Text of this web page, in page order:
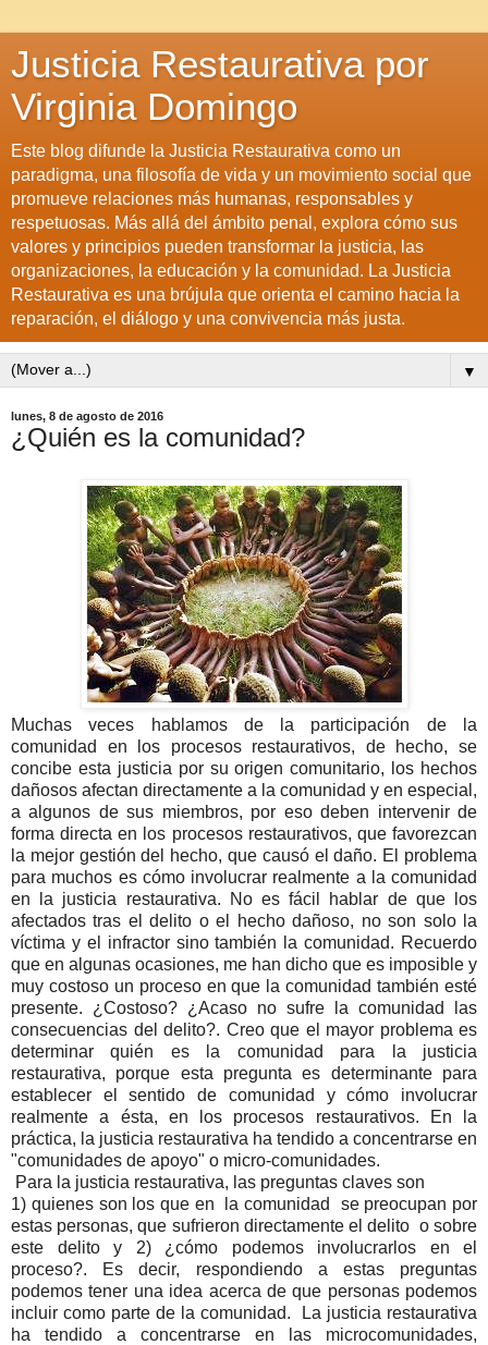
Justicia Restaurativa por
Virginia Domingo
Este blog difunde la Justicia Restaurativa como un
paradigma, una filosofía de vida y un movimiento social que
promueve relaciones más humanas, responsables y
respetuosas. Más allá del ámbito penal, explora cómo sus
valores y principios pueden transformar la justicia, las
organizaciones, la educación y la comunidad. La Justicia
Restaurativa es una brújula que orienta el camino hacia la
reparación, el diálogo y una convivencia más justa.
▼
lunes, 8 de agosto de 2016
¿Quién es la comunidad?
Muchas veces hablamos de la participación de la
comunidad en los procesos restaurativos, de hecho, se
concibe esta justicia por su origen comunitario, los hechos
dañosos afectan directamente a la comunidad y en especial,
a algunos de sus miembros, por eso deben intervenir de
forma directa en los procesos restaurativos, que favorezcan
la mejor gestión del hecho, que causó el daño. El problema
para muchos es cómo involucrar realmente a la comunidad
en la justicia restaurativa. No es fácil hablar de que los
afectados tras el delito o el hecho dañoso, no son solo la
víctima y el infractor sino también la comunidad. Recuerdo
que en algunas ocasiones, me han dicho que es imposible y
muy costoso un proceso en que la comunidad también esté
presente. ¿Costoso? ¿Acaso no sufre la comunidad las
consecuencias del delito?. Creo que el mayor problema es
determinar quién es la comunidad para la justicia
restaurativa, porque esta pregunta es determinante para
establecer el sentido de comunidad y cómo involucrar
realmente a ésta, en los procesos restaurativos. En la
práctica, la justicia restaurativa ha tendido a concentrarse en
"comunidades de apoyo" o micro-comunidades.
Para la justicia restaurativa, las preguntas claves son
1) quienes son los que en la comunidad se preocupan por
estas personas, que sufrieron directamente el delito o sobre
este delito y 2) ¿cómo podemos involucrarlos en el
proceso?. Es decir, respondiendo a estas preguntas
podemos tener una idea acerca de que personas podemos
incluir como parte de la comunidad. La justicia restaurativa
ha tendido a concentrarse en las microcomunidades,